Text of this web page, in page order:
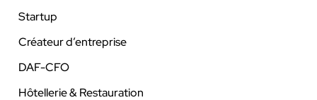
Startup
Créateur d’entreprise
DAF-CFO
Hôtellerie & Restauration